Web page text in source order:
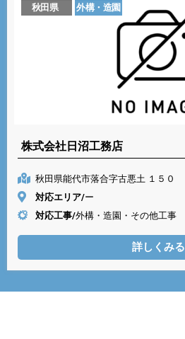
秋田県 外構・造園
株式会社日沼工務店
秋田県能代市落合字古悪土 １５０
対応エリア/ー
対応工事/外構・造園・その他工事
詳しくみる